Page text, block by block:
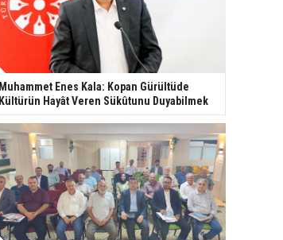
Muhammet Enes Kala: Kopan Gürültüde
Kültürün Hayât Veren Sükûtunu Duyabilmek